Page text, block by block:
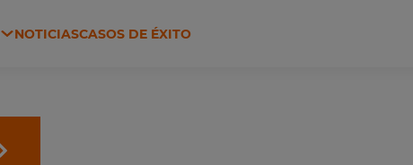
NOTICIASCASOS DE ÉXITO